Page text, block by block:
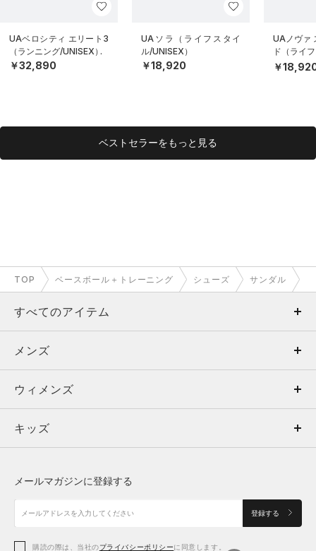
UAベロシティ エリート3
（ランニング/UNISEX）
￥32,890
UAソラ（ライフスタイ
ル/UNISEX）
￥18,920
UAノヴァ
ド（ライ
EX）
￥
ベストセラーをもっと見る
TOP ベースボール＋トレーニング シューズ サンダル
すべてのアイテム
メンズ
ウィメンズ
キッズ
アクセサリー
メンズ
トップス
ボトムス
アクセサリー
ウィメンズ
トップス
シューズ
アクセサリー
キッズ
シューズ
メールマガジンに登録する
登録する
購読の際は、当社のプライバシーポリシーに同意します。